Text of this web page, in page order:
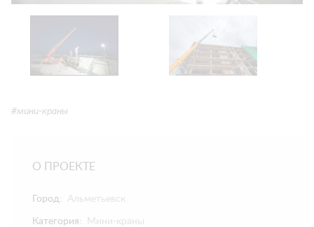
#мини-краны
О ПРОЕКТЕ
Город: Альметьевск
Категория: Мини-краны